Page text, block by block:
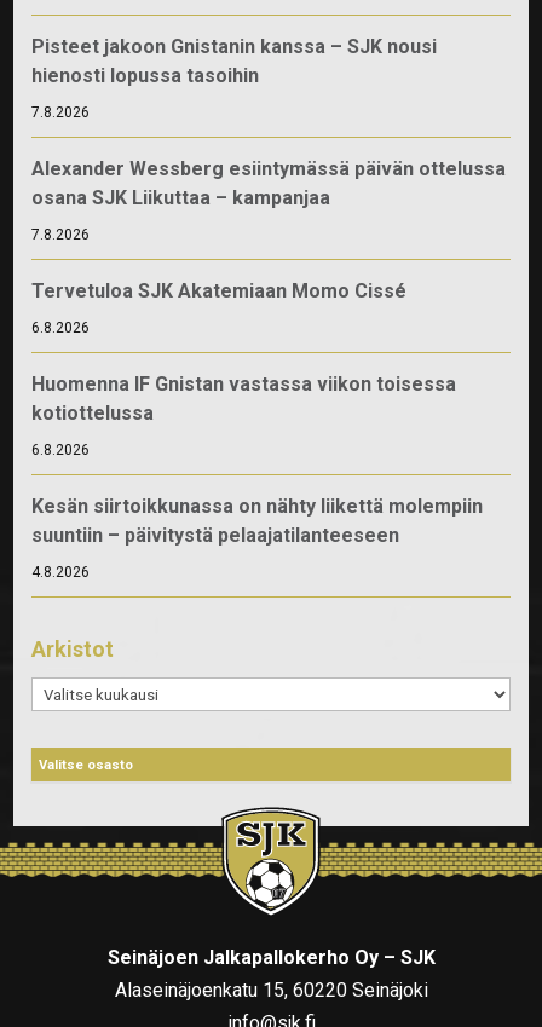
Pisteet jakoon Gnistanin kanssa – SJK nousi
hienosti lopussa tasoihin
7.8.2026
Alexander Wessberg esiintymässä päivän ottelussa
osana SJK Liikuttaa – kampanjaa
7.8.2026
Tervetuloa SJK Akatemiaan Momo Cissé
6.8.2026
Huomenna IF Gnistan vastassa viikon toisessa
kotiottelussa
6.8.2026
Kesän siirtoikkunassa on nähty liikettä molempiin
suuntiin – päivitystä pelaajatilanteeseen
4.8.2026
Arkistot
Arkistot
Seinäjoen Jalkapallokerho Oy – SJK
Alaseinäjoenkatu 15, 60220 Seinäjoki